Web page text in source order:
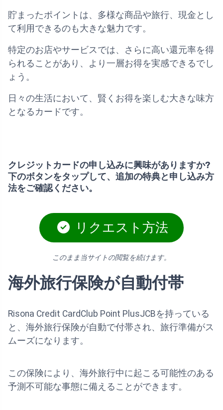
貯まったポイントは、多様な商品や旅行、現金とし
て利用できるのも大きな魅力です。
特定のお店やサービスでは、さらに高い還元率を得
られることがあり、より一層お得を実感できるでし
ょう。
日々の生活において、賢くお得を楽しむ大きな味方
となるカードです。
クレジットカードの申し込みに興味がありますか?
下のボタンをタップして、追加の特典と申し込み方
法をご確認ください。
リクエスト方法
このまま当サイトの閲覧を続けます。
海外旅行保険が自動付帯
Risona Credit CardClub Point PlusJCBを持っている
と、海外旅行保険が自動で付帯され、旅行準備がス
ムーズになります。
この保険により、海外旅行中に起こる可能性のある
予測不可能な事態に備えることができます。